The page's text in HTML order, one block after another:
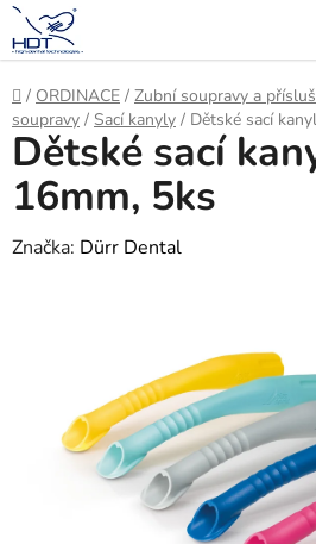
Přejít
na
obsah
Domů
/ ORDINACE / Zubní soupravy a
soupravy / Sací kanyly / Dětské sací
Dětské sací
16mm, 5ks
Značka: Dürr Dental